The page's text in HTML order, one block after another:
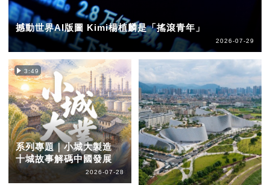
撼動世界AI版圖 Kimi楊植麟是「搖滾青年」
2026-07-29
3:49
系列專題｜小城大製造
十城故事解碼中國發展
2026-07-28